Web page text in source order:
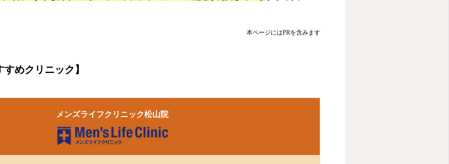
本ページにはPRを含みます
すめクリニック】
メンズライフクリニック松山院